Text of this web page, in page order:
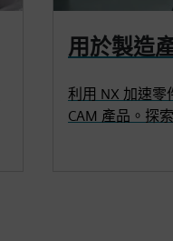
用於製造
利用 NX 加速零
CAM 產品。探